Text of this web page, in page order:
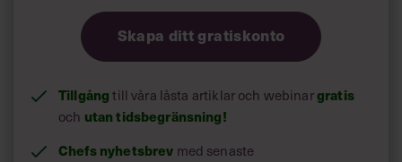
Skapa ditt gratiskonto
Tillgång till våra låsta artiklar och webinargratis
och utan tidsbegränsning!
Chefs nyhetsbrev med senaste